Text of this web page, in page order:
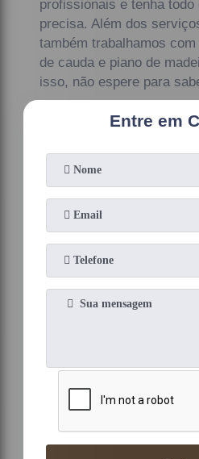
profissionais e tenha todo
precisa. Além dos
também trabalhamos
de cauda e piano de
isso, não espere para
Entre em